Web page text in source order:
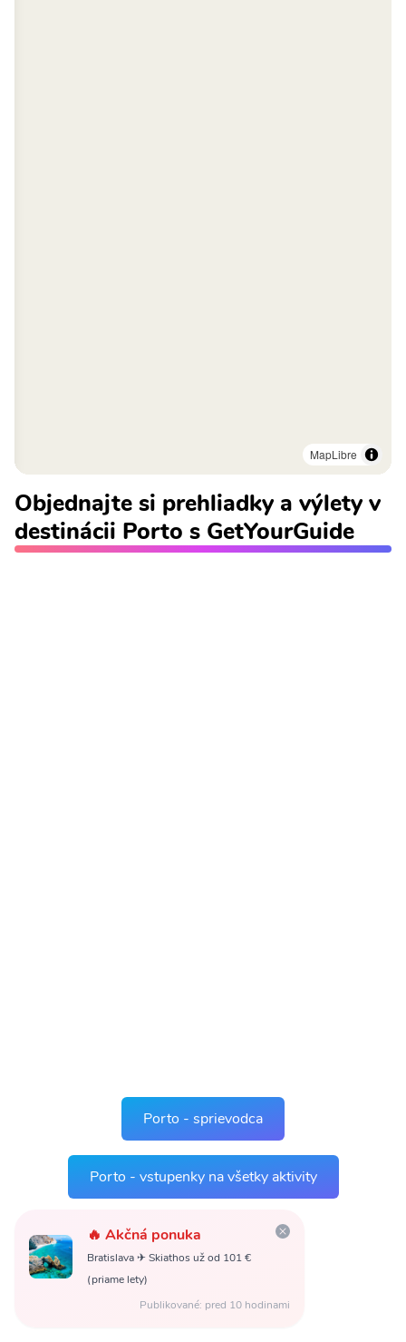
MapLibre
Objednajte si prehliadky a výlety v
destinácii Porto s GetYourGuide
Porto - sprievodca
Porto - vstupenky na všetky aktivity
🔥 Akčná ponuka
Bratislava ✈ Skiathos už od 101 €
(priame lety)
Publikované: pred 10 hodinami